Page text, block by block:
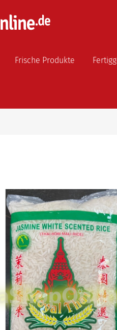
Frische Produkte